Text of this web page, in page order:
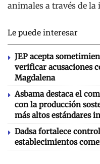
animales a través de
Le puede interesar
JEP acepta
verificar acusaciones
Magdalena
Asbama destaca el
con la producción
más altos estándares
Dadsa fortalece
establecimientos